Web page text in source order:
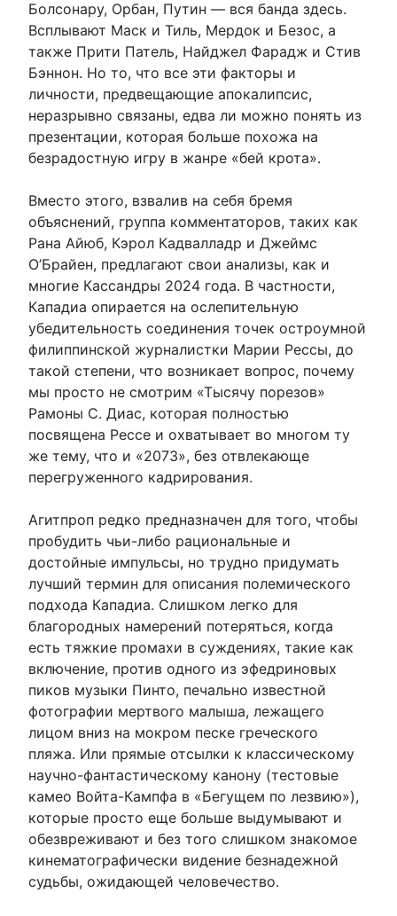
Болсонару, Орбан, Путин — вся банда здесь.
Всплывают Маск и Тиль, Мердок и Безос, а
также Прити Патель, Найджел Фарадж и Стив
Бэннон. Но то, что все эти факторы и
личности, предвещающие апокалипсис,
неразрывно связаны, едва ли можно понять из
презентации, которая больше похожа на
безрадостную игру в жанре «бей крота».
Вместо этого, взвалив на себя бремя
объяснений, группа комментаторов, таких как
Рана Айюб, Кэрол Кадвалладр и Джеймс
О’Брайен, предлагают свои анализы, как и
многие Кассандры 2024 года. В частности,
Кападиа опирается на ослепительную
убедительность соединения точек остроумной
филиппинской журналистки Марии Рессы, до
такой степени, что возникает вопрос, почему
мы просто не смотрим «Тысячу порезов»
Рамоны С. Диас, которая полностью
посвящена Рессе и охватывает во многом ту
же тему, что и «2073», без отвлекающе
перегруженного кадрирования.
Агитпроп редко предназначен для того, чтобы
пробудить чьи-либо рациональные и
достойные импульсы, но трудно придумать
лучший термин для описания полемического
подхода Кападиа. Слишком легко для
благородных намерений потеряться, когда
есть тяжкие промахи в суждениях, такие как
включение, против одного из эфедриновых
пиков музыки Пинто, печально известной
фотографии мертвого малыша, лежащего
лицом вниз на мокром песке греческого
пляжа. Или прямые отсылки к классическому
научно-фантастическому канону (тестовые
камео Войта-Кампфа в «Бегущем по лезвию»),
которые просто еще больше выдумывают и
обезвреживают и без того слишком знакомое
кинематографически видение безнадежной
судьбы, ожидающей человечество.